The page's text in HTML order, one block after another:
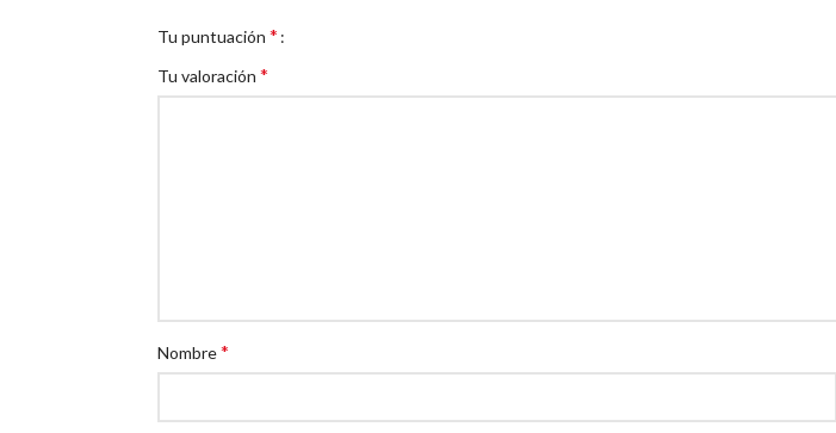
Tu puntuación *
Tu valoración *
Nombre*